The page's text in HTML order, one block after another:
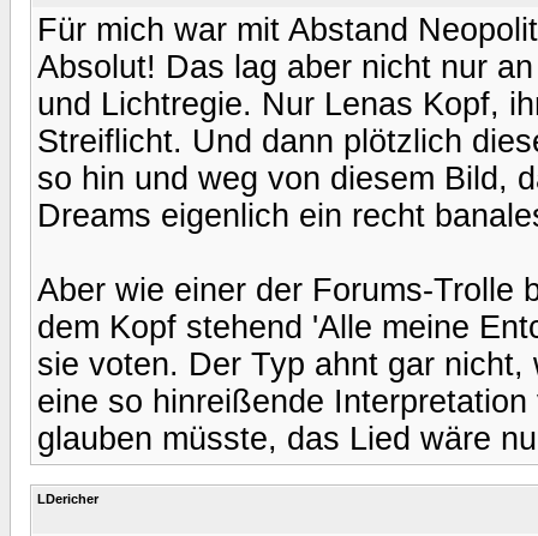
Für mich war mit Abstand
Absolut! Das lag aber nicht nur
und Lichtregie. Nur Lenas Kopf,
Streiflicht. Und dann plötzlich
so hin und weg von diesem Bild,
Dreams eigenlich ein recht
Aber wie einer der Forums-Trolle
dem Kopf stehend 'Alle meine
sie voten. Der Typ ahnt gar
eine so hinreißende
glauben müsste, das Lied wäre
LDericher